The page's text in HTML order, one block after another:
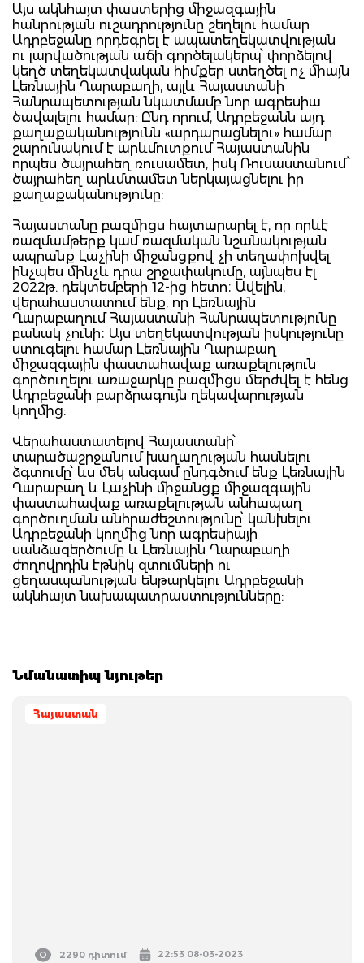
Այս ակնհայտ փաստերից միջազգային
հանրության ուշադրությունը շեղելու համար
Ադրբեջանը որդեգրել է ապատեղեկատվության
ու լարվածության աճի գործելակերպ՝ փորձելով
կեղծ տեղեկատվական հիմքեր ստեղծել ոչ միայն
Լեռնային Ղարաբաղի, այլև Հայաստանի
Հանրապետության նկատմամբ նոր ագրեսիա
ծավալելու համար: Ընդ որում, Ադրբեջանն այդ
քաղաքականությունն «արդարացնելու» համար
շարունակում է արևմուտքում Հայաստանին
որպես ծայրահեղ ռուսամետ, իսկ Ռուսաստանում՝
ծայրահեղ արևմտամետ ներկայացնելու իր
քաղաքականությունը:
Հայաստանը բազմիցս հայտարարել է, որ որևէ
ռազմամթերք կամ ռազմական նշանակության
ապրանք Լաչինի միջանցքով չի տեղափոխվել
ինչպես մինչև դրա շրջափակումը, այնպես էլ
2022թ. դեկտեմբերի 12-ից հետո։ Ավելին,
վերահաստատում ենք, որ Լեռնային
Ղարաբաղում Հայաստանի Հանրապետությունը
բանակ չունի։ Այս տեղեկատվության իսկությունը
ստուգելու համար Լեռնային Ղարաբաղ
միջազգային փաստահավաք առաքելություն
գործուղելու առաջարկը բազմիցս մերժվել է հենց
Ադրբեջանի բարձրագույն ղեկավարության
կողմից:
Վերահաստատելով Հայաստանի՝
տարածաշրջանում խաղաղության հասնելու
ձգտումը՝ ևս մեկ անգամ ընդգծում ենք Լեռնային
Ղարաբաղ և Լաչինի միջանցք միջազգային
փաստահավաք առաքելության անհապաղ
գործուղման անհրաժեշտությունը՝ կանխելու
Ադրբեջանի կողմից նոր ագրեսիայի
սանձազերծումը և Լեռնային Ղարաբաղի
ժողովրդին էթնիկ զտումների ու
ցեղասպանության ենթարկելու Ադրբեջանի
ակնհայտ նախապատրաստությունները:
Նմանատիպ նյութեր
Հայաստան
2290 դիտում 22:53 08-03-2023